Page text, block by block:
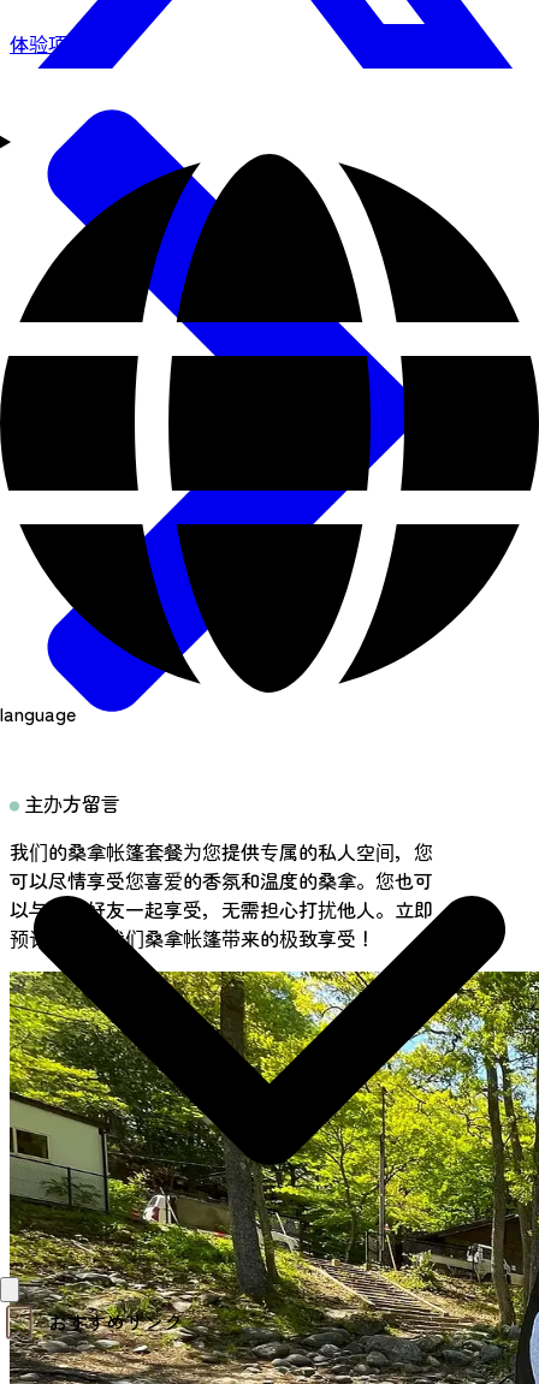
language
おすすめリンク
体验项目一览
主办方留言
我们的桑拿帐篷套餐为您提供专属的私人空间，您
可以尽情享受您喜爱的香氛和温度的桑拿。您也可
以与亲朋好友一起享受，无需担心打扰他人。立即
预订，体验我们桑拿帐篷带来的极致享受！